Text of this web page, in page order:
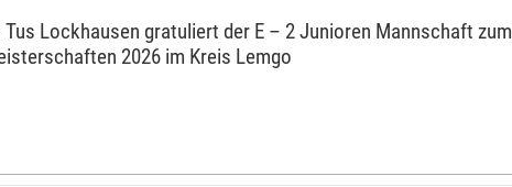
Lockhausen gratuliert der E – 2 Junioren Mannschaft zum
2026 im Kreis Lemgo